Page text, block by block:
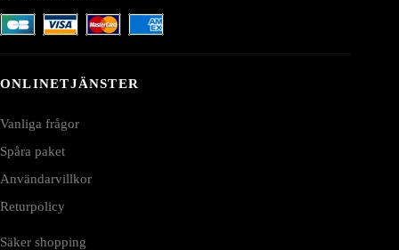
ONLINETJÄNSTER
Vanliga frågor
Spåra paket
Användarvillkor
Returpolicy
Säker shopping